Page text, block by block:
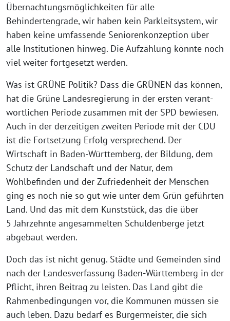
Übernachtungsmöglichkeiten für alle
Behindertengrade, wir haben kein Parkleitsystem, wir
haben kei­ne umfas­sen­de Seniorenkonzeption über
alle Institutionen hin­weg. Die Aufzählung könn­te noch
viel wei­ter fort­ge­setzt werden.
Was ist GRÜNE Politik? Dass die GRÜNEN das kön­nen,
hat die Grüne Landesregierung in der ers­ten ver­ant­
wort­li­chen Periode zusam­men mit der SPD bewie­sen.
Auch in der der­zei­ti­gen zwei­ten Periode mit der CDU
ist die Fortsetzung Erfolg ver­spre­chend. Der
Wirtschaft in Baden-Württemberg, der Bildung, dem
Schutz der Landschaft und der Natur, dem
Wohlbefinden und der Zufriedenheit der Menschen
ging es noch nie so gut wie unter dem Grün geführ­ten
Land. Und das mit dem Kunststück, das die über
5 Jahrzehnte ange­sam­mel­ten Schuldenberge jetzt
abge­baut werden.
Doch das ist nicht genug. Städte und Gemeinden sind
nach der Landesverfassung Baden-Württemberg in der
Pflicht, ihren Beitrag zu leis­ten. Das Land gibt die
Rahmenbedingungen vor, die Kommunen müs­sen sie
auch leben. Dazu bedarf es Bürgermeister, die sich